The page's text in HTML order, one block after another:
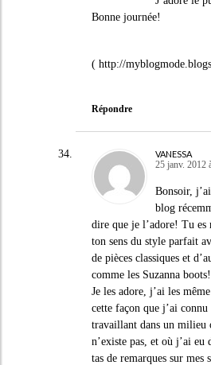
Bonne journée!
( http://
Répondre
VANESSA
25 janv. 2012
Bonsoir,
blog
dire que je l’adore! Tu es
ton sens du style parfait
de pièces classiques et
comme les Suzanna boots!
Je les adore, j’ai les
cette façon que j’ai
travaillant dans un milieu
n’existe pas, et où j’ai eu
tas de remarques sur mes